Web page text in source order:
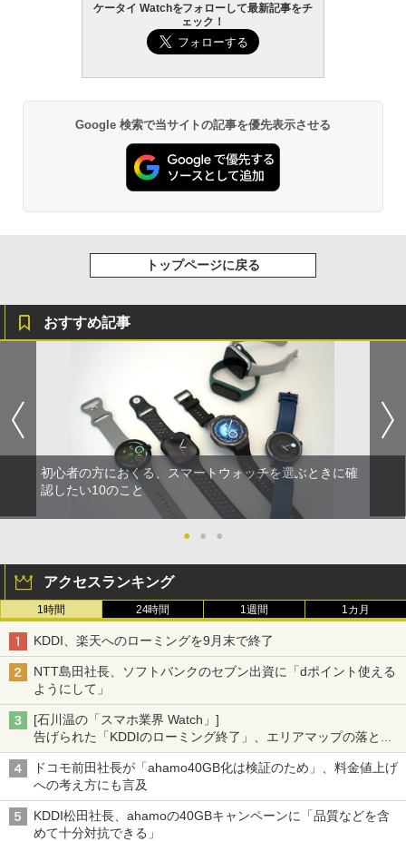
ケータイ Watchをフォローして最新記事をチ
ェック！
Google 検索で当サイトの記事を優先表示させる
トップページに戻る
おすすめ記事
初心者の方におくる、スマートウォッチを選ぶときに確
認したい10のこと
● ● ●
アクセスランキング
1時間 24時間 1週間 1カ月
KDDI、楽天へのローミングを9月末で終了
NTT島田社長、ソフトバンクのセブン出資に「dポイント使える
ようにして」
[石川温の「スマホ業界 Watch」]
告げられた「KDDIのローミング終了」、エリアマップの落とし
穴と楽天モバイルの課題
ドコモ前田社長が「ahamo40GB化は検証のため」、料金値上げ
への考え方にも言及
KDDI松田社長、ahamoの40GBキャンペーンに「品質などを含
めて十分対抗できる」